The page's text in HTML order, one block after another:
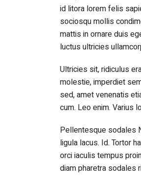
id litora lorem felis
sociosqu mollis
mattis in ornare duis
luctus ultricies
Ultricies sit, ridiculus
molestie, imperdiet
sed, amet venenatis
cum. Leo enim. Varius
Pellentesque sodales
ligula lacus. Id. Tortor
orci iaculis tempus
diam pharetra sodales